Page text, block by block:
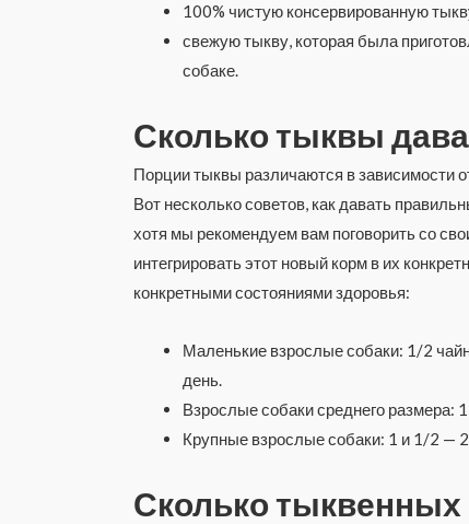
100% чистую консервированную
свежую тыкву, которая была
собаке.
Сколько тыквы
Порции тыквы различаются в зависимости
Вот несколько советов, как давать
хотя мы рекомендуем вам поговорить со
интегрировать этот новый корм в их
конкретными состояниями здоровья:
Маленькие взрослые собаки: 1/2
день.
Взрослые собаки среднего размера:
Крупные взрослые собаки: 1 и 1/2 —
Сколько тыквенных